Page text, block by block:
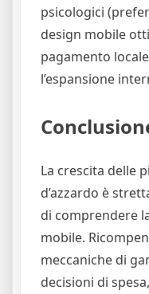
psicologici
design mobile
pagamento
l’espansione
La crescita delle
d’azzardo è
di comprendere
mobile.
meccaniche di
decisioni di